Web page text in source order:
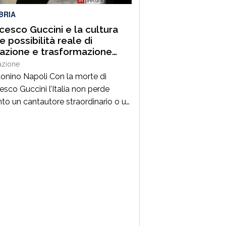
Guccini e la cultura
possibilità reale di
e trasformazione
Napoli Con la morte di
Guccini l’Italia non perde
un cantautore straordinario o un